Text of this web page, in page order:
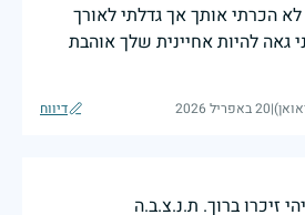
הכרתי אותך אך גדלתי לאורך
גאה להיות אחיינית שלך אוהבת
|20 באפריל 2026 דיווח
זיכרו ברוך. ת.נ.צ.ב.ה